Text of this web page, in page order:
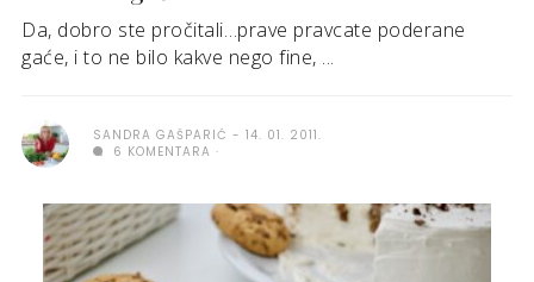
Da, dobro ste pročitali…prave pravcate poderane
gaće, i to ne bilo kakve nego fine, ...
SANDRA GAŠPARIĆ
14. 01. 2011.
6 KOMENTARA